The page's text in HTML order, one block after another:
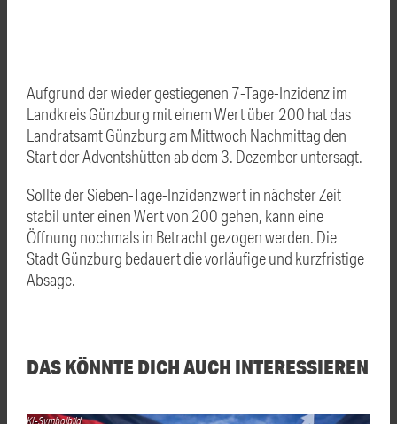
Aufgrund der wieder gestiegenen 7-Tage-Inzidenz im
Landkreis Günzburg mit einem Wert über 200 hat das
Landratsamt Günzburg am Mittwoch Nachmittag den
Start der Adventshütten ab dem 3. Dezember untersagt.
Sollte der Sieben-Tage-Inzidenzwert in nächster Zeit
stabil unter einen Wert von 200 gehen, kann eine
Öffnung nochmals in Betracht gezogen werden. Die
Stadt Günzburg bedauert die vorläufige und kurzfristige
Absage.
DAS KÖNNTE DICH AUCH INTERESSIEREN
KI-Symbolbild